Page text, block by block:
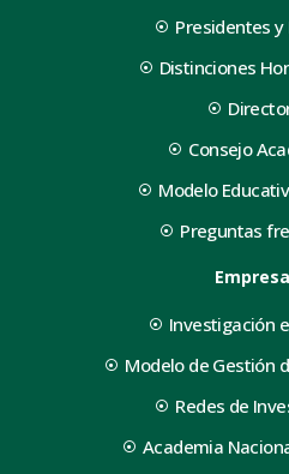
Presidentes y
Distinciones
Consejo
Modelo
Preguntas
Investigación
Modelo de Gestión
Redes de
Academia